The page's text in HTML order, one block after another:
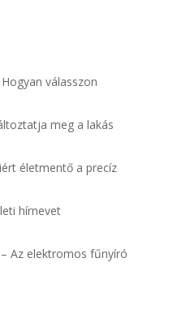
válasszon
meg a lakás
életmentő a precíz
hírnevet
Az elektromos fűnyíró